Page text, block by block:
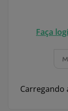
Faça
Carregando